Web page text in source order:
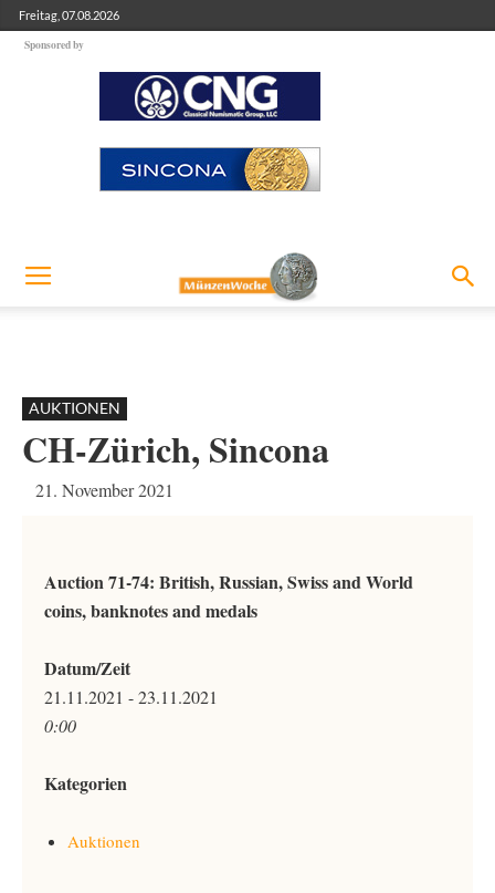
Freitag, 07.08.2026
Sponsored by
AUKTIONEN
CH-Zürich, Sincona
21. November 2021
Auction 71-74: British, Russian, Swiss and World
coins, banknotes and medals
Datum/Zeit
21.11.2021 - 23.11.2021
0:00
Kategorien
Auktionen